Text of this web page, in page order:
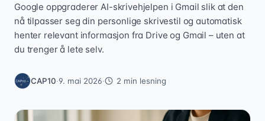
Google oppgraderer AI-skrivehjelpen i Gmail slik at den
nå tilpasser seg din personlige skrivestil og automatisk
henter relevant informasjon fra Drive og Gmail – uten at
du trenger å lete selv.
CAP10·9. mai 2026· 2 min lesning